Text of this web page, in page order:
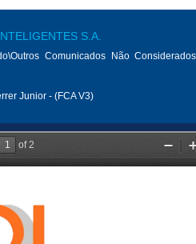
S.A.
Comunicados Não
Junior - (FCA V3)